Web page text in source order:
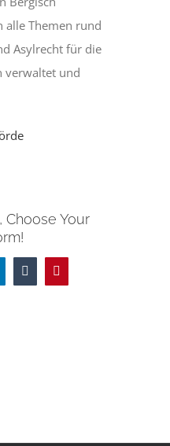
alle Themen rund
Asylrecht für die
verwaltet und
Choose Your
TumblrPinterest